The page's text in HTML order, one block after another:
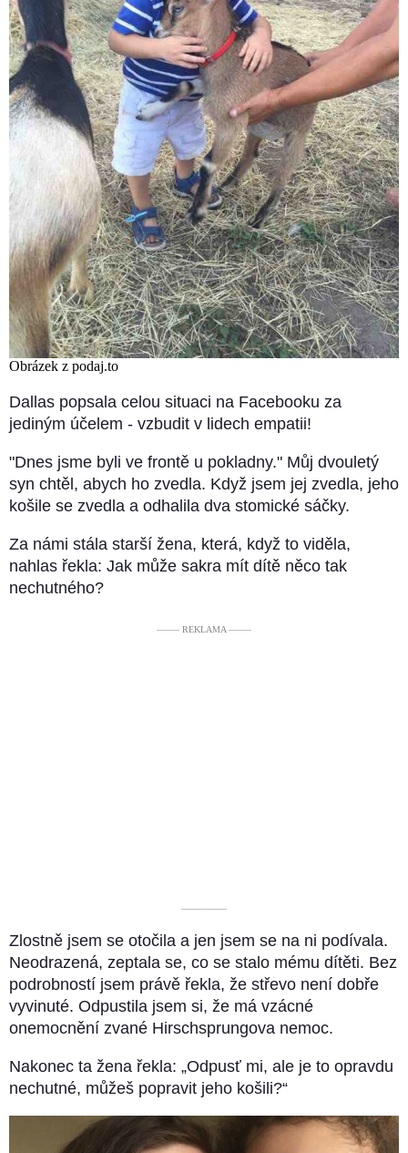
Obrázek z podaj.to
Dallas popsala celou situaci na Facebooku za
jediným účelem - vzbudit v lidech empatii!
"Dnes jsme byli ve frontě u pokladny." Můj dvouletý
syn chtěl, abych ho zvedla. Když jsem jej zvedla, jeho
košile se zvedla a odhalila dva stomické sáčky.
Za námi stála starší žena, která, když to viděla,
nahlas řekla: Jak může sakra mít dítě něco tak
nechutného?
––––– REKLAMA –––––
––––––––––
Zlostně jsem se otočila a jen jsem se na ni podívala.
Neodrazená, zeptala se, co se stalo mému dítěti. Bez
podrobností jsem právě řekla, že střevo není dobře
vyvinuté. Odpustila jsem si, že má vzácné
onemocnění zvané Hirschsprungova nemoc.
Nakonec ta žena řekla: „Odpusť mi, ale je to opravdu
nechutné, můžeš popravit jeho košili?“